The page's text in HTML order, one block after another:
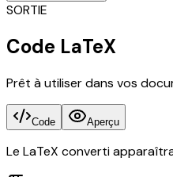
SORTIE
Code LaTeX
Prêt à utiliser dans vos
Code Aperçu
Le LaTeX converti